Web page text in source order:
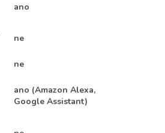
ano
ne
ne
ano (Amazon Alexa,
Google Assistant)